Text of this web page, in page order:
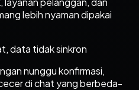
lebih nyaman dipakai
data tidak sinkron
nunggu konfirmasi,
di chat yang berbeda-